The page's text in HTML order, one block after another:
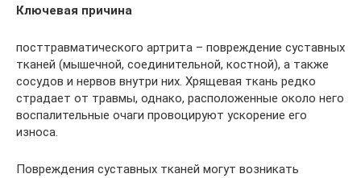
Ключевая причина
посттравматического артрита – повреждение суставных
тканей (мышечной, соединительной, костной), а также
сосудов и нервов внутри них. Хрящевая ткань редко
страдает от травмы, однако, расположенные около него
воспалительные очаги провоцируют ускорение его
износа.
Повреждения суставных тканей могут возникать